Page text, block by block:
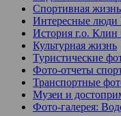
Спортивная
Интересные люди
История г.о.
Культурная жизнь
Туристические
Фото-отчеты
Транспортные
Музеи и
Фото-галерея: